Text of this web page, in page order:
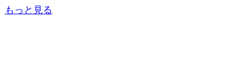
もっと見る